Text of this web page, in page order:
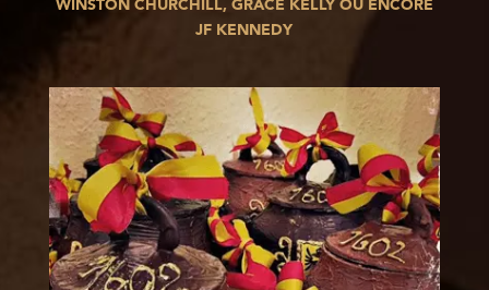
WINSTON CHURCHILL, GRACE KELLY OU ENCORE
JF KENNEDY